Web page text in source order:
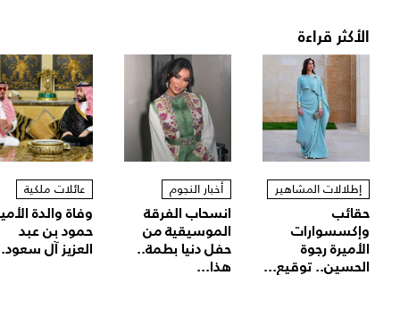
الأكثر قراءة
إطلالات المشاهير
حقائب
وإكسسوارات
الأميرة رجوة
الحسين.. توقيع...
أخبار النجوم
انسحاب الفرقة
الموسيقية من
حفل دنيا بطمة..
هذا...
عائلات ملكية
وفاة والدة
حمود بن عبد
العزيز آل